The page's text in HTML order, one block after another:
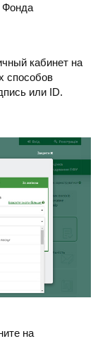
Фонда
кабинет на
способов
или ID.
на